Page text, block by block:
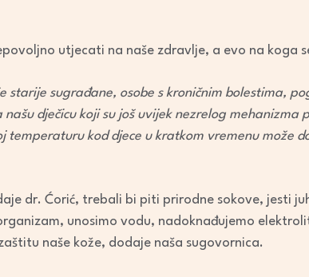
utjecati na naše zdravlje, a evo na koga
starije sugrađane, osobe s kroničnim bolestima,
dječicu koji su još uvijek nezrelog
temperaturu kod djece u kratkom vremenu može
dr. Ćorić, trebali bi piti prirodne sokove, jesti
unosimo vodu, nadoknađujemo
naše kože, dodaje naša sugovornica.